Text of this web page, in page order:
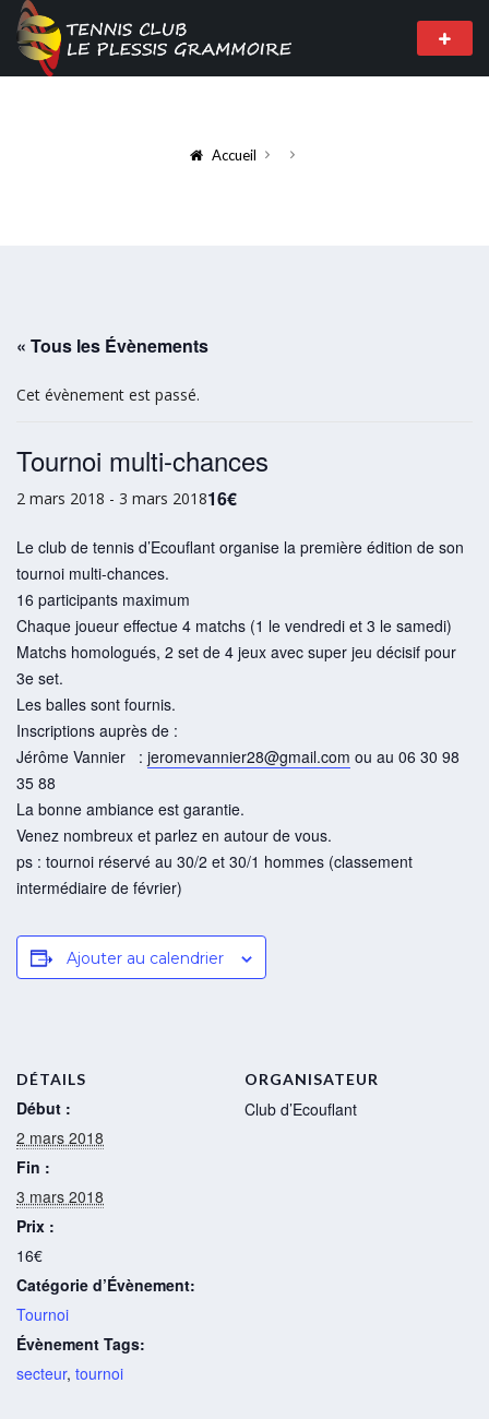
Accueil
« Tous les Évènements
Cet évènement est passé.
Tournoi multi-chances
2 mars 2018 - 3 mars 201816€
Le club de tennis d’Ecouflant organise la première édition de son
tournoi multi-chances.
16 participants maximum
Chaque joueur effectue 4 matchs (1 le vendredi et 3 le samedi)
Matchs homologués, 2 set de 4 jeux avec super jeu décisif pour
3e set.
Les balles sont fournis.
Inscriptions auprès de :
Jérôme Vannier : jeromevannier28@gmail.com ou au 06 30 98
35 88
La bonne ambiance est garantie.
Venez nombreux et parlez en autour de vous.
ps : tournoi réservé au 30/2 et 30/1 hommes (classement
intermédiaire de février)
Ajouter au calendrier
DÉTAILS
Début :
2 mars 2018
Fin :
3 mars 2018
Prix :
16€
Catégorie d’Évènement:
Tournoi
Évènement Tags:
secteur, tournoi
ORGANISATEUR
Club d’Ecouflant